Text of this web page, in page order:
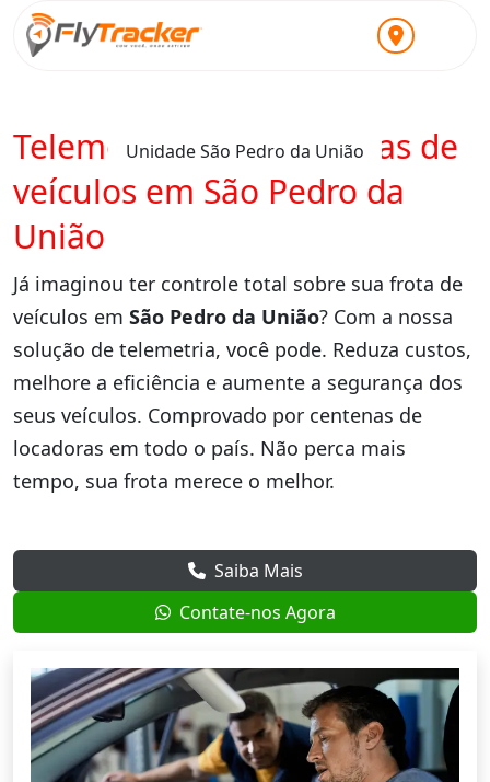
Unidade São Pedro da União
Telemetria para locadoras de
veículos em São Pedro da
União
Já imaginou ter controle total sobre sua frota de
veículos em São Pedro da União? Com a nossa
solução de telemetria, você pode. Reduza custos,
melhore a eficiência e aumente a segurança dos
seus veículos. Comprovado por centenas de
locadoras em todo o país. Não perca mais
tempo, sua frota merece o melhor.
Saiba Mais
Contate-nos Agora